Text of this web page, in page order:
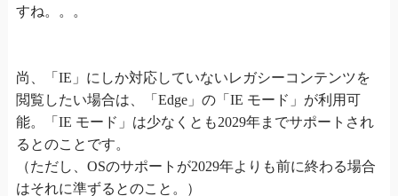
すね。。。
尚、「IE」にしか対応していないレガシーコンテンツを
閲覧したい場合は、「Edge」の「IE モード」が利用可
能。「IE モード」は少なくとも2029年までサポートされ
るとのことです。
（ただし、OSのサポートが2029年よりも前に終わる場合
はそれに準ずるとのこと。）